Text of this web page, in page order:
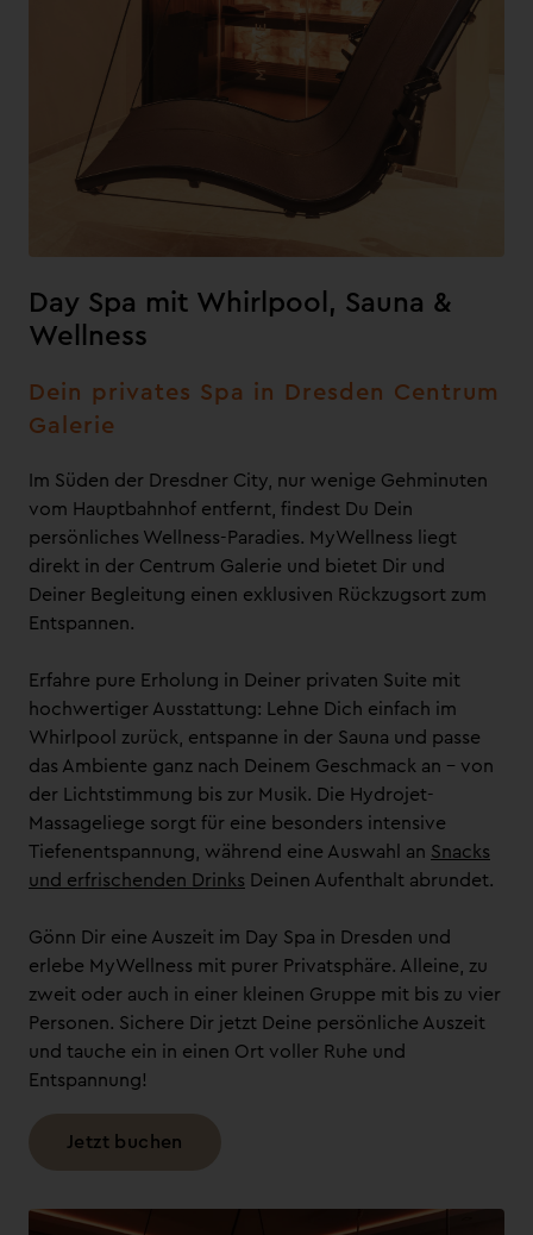
Day Spa mit Whirlpool, Sauna &
Wellness
Dein privates Spa in Dresden Centrum
Galerie
Im Süden der Dresdner City, nur wenige Gehminuten
vom Hauptbahnhof entfernt, findest Du Dein
persönliches Wellness-Paradies. MyWellness liegt
direkt in der Centrum Galerie und bietet Dir und
Deiner Begleitung einen exklusiven Rückzugsort zum
Entspannen.
Erfahre pure Erholung in Deiner privaten Suite mit
hochwertiger Ausstattung: Lehne Dich einfach im
Whirlpool zurück, entspanne in der Sauna und passe
das Ambiente ganz nach Deinem Geschmack an – von
der Lichtstimmung bis zur Musik. Die Hydrojet-
Massageliege sorgt für eine besonders intensive
Tiefenentspannung, während eine Auswahl an Snacks
und erfrischenden Drinks Deinen Aufenthalt abrundet.
Gönn Dir eine Auszeit im Day Spa in Dresden und
erlebe MyWellness mit purer Privatsphäre. Alleine, zu
zweit oder auch in einer kleinen Gruppe mit bis zu vier
Personen. Sichere Dir jetzt Deine persönliche Auszeit
und tauche ein in einen Ort voller Ruhe und
Entspannung!
Jetzt buchen